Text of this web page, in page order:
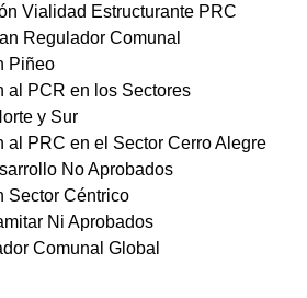
Vialidad Estructurante PRC
Regulador Comunal
Piñeo
al PCR en los Sectores
y Sur
al PRC en el Sector Cerro Alegre
No Aprobados
Sector Céntrico
Ni Aprobados
Comunal Global